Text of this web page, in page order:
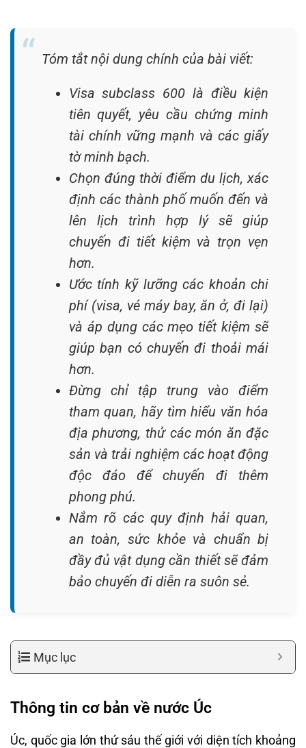
Tóm tắt nội dung chính của bài viết:
Visa subclass 600 là điều kiện
tiên quyết, yêu cầu chứng minh
tài chính vững mạnh và các giấy
tờ minh bạch.
Chọn đúng thời điểm du lịch, xác
định các thành phố muốn đến và
lên lịch trình hợp lý sẽ giúp
chuyến đi tiết kiệm và trọn vẹn
hơn.
Ước tính kỹ lưỡng các khoản chi
phí (visa, vé máy bay, ăn ở, đi lại)
và áp dụng các mẹo tiết kiệm sẽ
giúp bạn có chuyến đi thoải mái
hơn.
Đừng chỉ tập trung vào điểm
tham quan, hãy tìm hiểu văn hóa
địa phương, thử các món ăn đặc
sản và trải nghiệm các hoạt động
độc đáo để chuyến đi thêm
phong phú.
Nắm rõ các quy định hải quan,
an toàn, sức khỏe và chuẩn bị
đầy đủ vật dụng cần thiết sẽ đảm
bảo chuyến đi diễn ra suôn sẻ.
Mục lục
Thông tin cơ bản về nước Úc
Úc, quốc gia lớn thứ sáu thế giới với diện tích khoảng